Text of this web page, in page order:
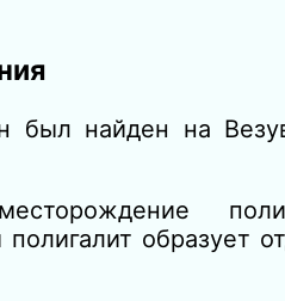
был найден на
образует